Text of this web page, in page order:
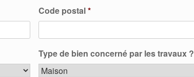
Code postal*
Type de bien concerné par les travaux ?